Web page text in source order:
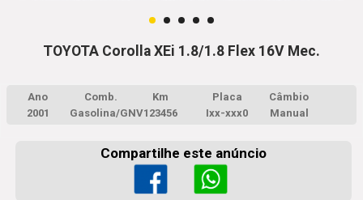
TOYOTA Corolla XEi 1.8/1.8 Flex 16V Mec.
Ano
2001
Comb.
Gasolina/GNV
Km
123456
Placa
Ixx-xxx0
Câmbio
Manual
Compartilhe este anúncio